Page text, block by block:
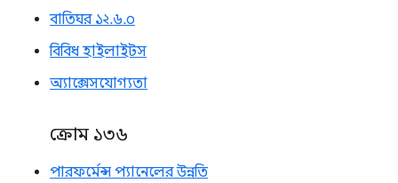
বাতিঘর ১২.৬.০
বিবিধ হাইলাইটস
অ্যাক্সেসযোগ্যতা
ক্রোম ১৩৬
পারফর্মেন্স প্যানেলের উন্নতি